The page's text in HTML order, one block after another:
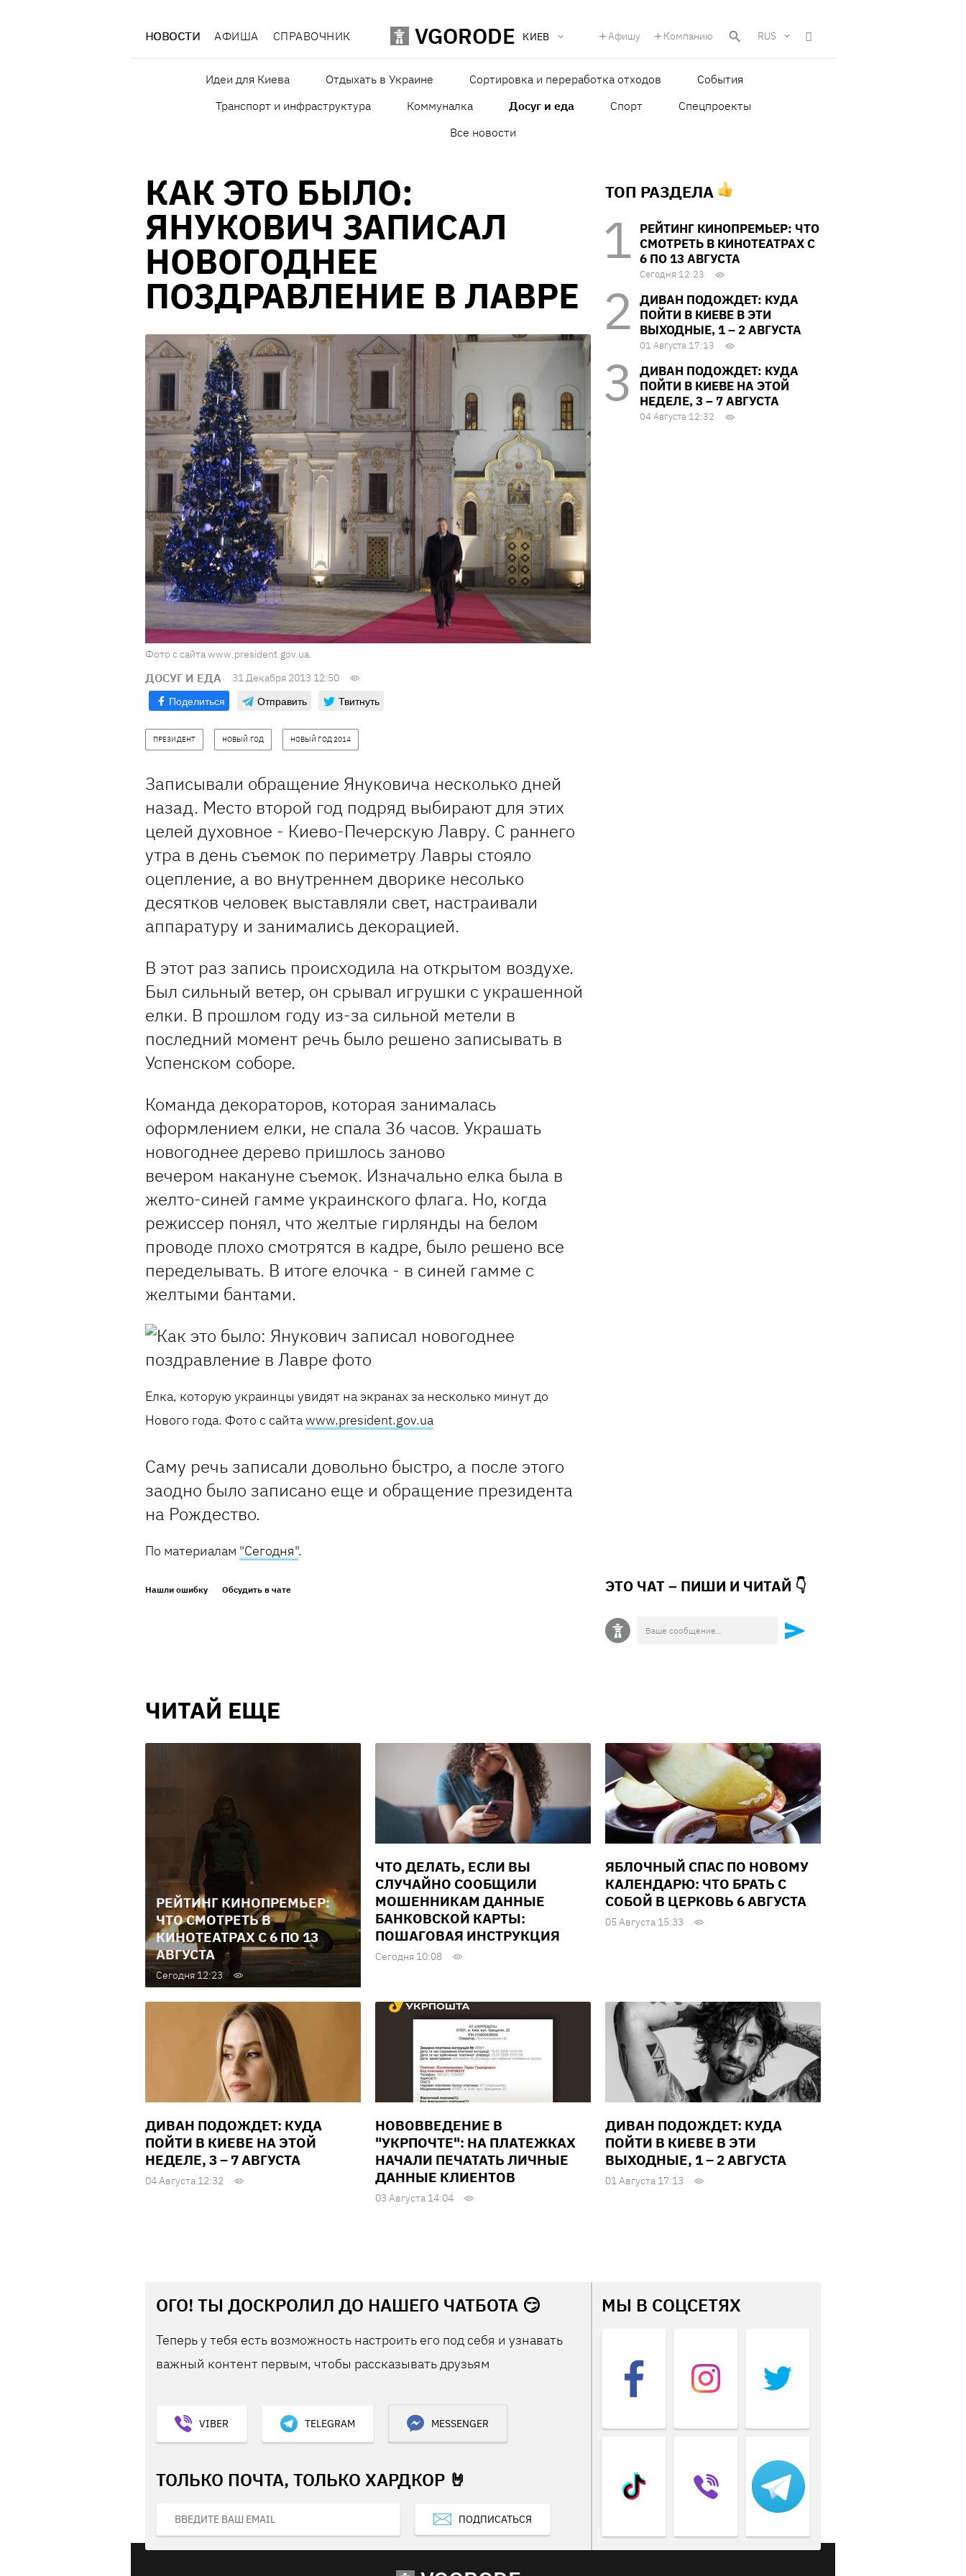
НОВОСТИ АФИША СПРАВОЧНИК VGORODE КИЕВ Афишу Компанию RUS
Идеи для Киева Отдыхать в Украине Сортировка и переработка отходов
События
Транспорт и инфраструктура
Коммуналка Досуг и еда Спорт
Спецпроекты
Все новости
КАК ЭТО БЫЛО:
ЯНУКОВИЧ ЗАПИСАЛ
НОВОГОДНЕЕ
ПОЗДРАВЛЕНИЕ В ЛАВРЕ
Фото с сайта www.president.gov.ua.
ДОСУГ И ЕДА 31 Декабря 2013 12:50
Поделиться Отправить Твитнуть
ПРЕЗИДЕНТ НОВЫЙ ГОД НОВЫЙ ГОД 2014
Записывали обращение Януковича несколько дней
назад. Место второй год подряд выбирают для этих
целей духовное - Киево-Печерскую Лавру. С раннего
утра в день съемок по периметру Лавры стояло
оцепление, а во внутреннем дворике несолько
десятков человек выставляли свет, настраивали
аппаратуру и занимались декорацией.
В этот раз запись происходила на открытом воздухе.
Был сильный ветер, он срывал игрушки с украшенной
елки. В прошлом году из-за сильной метели в
последний момент речь было решено записывать в
Успенском соборе.
Команда декораторов, которая занималась
оформлением елки, не спала 36 часов. Украшать
новогоднее дерево пришлось заново
вечером накануне съемок. Изначально елка была в
желто-синей гамме украинского флага. Но, когда
режиссер понял, что желтые гирлянды на белом
проводе плохо смотрятся в кадре, было решено все
переделывать. В итоге елочка - в синей гамме с
желтыми бантами.
Елка, которую украинцы увидят на экранах за несколько минут до
Нового года. Фото с сайтаwww.president.gov.ua
Саму речь записали довольно быстро, а после этого
заодно было записано еще и обращение президента
на Рождество.
По материалам "Сегодня".
Нашли ошибку Обсудить в чате
ТОП РАЗДЕЛА
РЕЙТИНГ КИНОПРЕМЬЕР: ЧТО
СМОТРЕТЬ В КИНОТЕАТРАХ С
6 ПО 13 АВГУСТА
Сегодня 12:23
ДИВАН ПОДОЖДЕТ: КУДА
ПОЙТИ В КИЕВЕ В ЭТИ
ВЫХОДНЫЕ, 1 – 2 АВГУСТА
01 Августа 17:13
ДИВАН ПОДОЖДЕТ: КУДА
ПОЙТИ В КИЕВЕ НА ЭТОЙ
НЕДЕЛЕ, 3 – 7 АВГУСТА
04 Августа 12:32
ЭТО ЧАТ – ПИШИ И ЧИТАЙ 👇
ЧИТАЙ ЕЩЕ
РЕЙТИНГ КИНОПРЕМЬЕР:
ЧТО СМОТРЕТЬ В
КИНОТЕАТРАХ С 6 ПО 13
АВГУСТА
Сегодня 12:23
ЧТО ДЕЛАТЬ, ЕСЛИ ВЫ
СЛУЧАЙНО СООБЩИЛИ
МОШЕННИКАМ ДАННЫЕ
БАНКОВСКОЙ КАРТЫ:
ПОШАГОВАЯ ИНСТРУКЦИЯ
Сегодня 10:08
ЯБЛОЧНЫЙ СПАС ПО НОВОМУ
КАЛЕНДАРЮ: ЧТО БРАТЬ С
СОБОЙ В ЦЕРКОВЬ 6 АВГУСТА
05 Августа 15:33
ДИВАН ПОДОЖДЕТ: КУДА
ПОЙТИ В КИЕВЕ НА ЭТОЙ
НЕДЕЛЕ, 3 – 7 АВГУСТА
04 Августа 12:32
НОВОВВЕДЕНИЕ В
"УКРПОЧТЕ": НА ПЛАТЕЖКАХ
НАЧАЛИ ПЕЧАТАТЬ ЛИЧНЫЕ
ДАННЫЕ КЛИЕНТОВ
03 Августа 14:04
ДИВАН ПОДОЖДЕТ: КУДА
ПОЙТИ В КИЕВЕ В ЭТИ
ВЫХОДНЫЕ, 1 – 2 АВГУСТА
01 Августа 17:13
ОГО! ТЫ ДОСКРОЛИЛ ДО НАШЕГО ЧАТБОТА 😏
Теперь у тебя есть возможность настроить его под себя и узнавать
важный контент первым, чтобы рассказывать друзьям
VIBER TELEGRAM MESSENGER
ТОЛЬКО ПОЧТА, ТОЛЬКО ХАРДКОР 🤘
ПОДПИСАТЬСЯ
МЫ В СОЦСЕТЯХ